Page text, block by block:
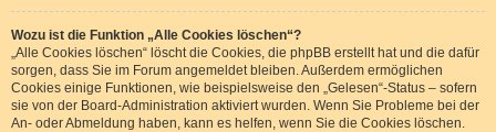
Wozu ist die Funktion „Alle Cookies löschen“?
„Alle Cookies löschen“ löscht die Cookies, die phpBB erstellt hat und die dafür
sorgen, dass Sie im Forum angemeldet bleiben. Außerdem ermöglichen
Cookies einige Funktionen, wie beispielsweise den „Gelesen“-Status – sofern
sie von der Board-Administration aktiviert wurden. Wenn Sie Probleme bei der
An- oder Abmeldung haben, kann es helfen, wenn Sie die Cookies löschen.